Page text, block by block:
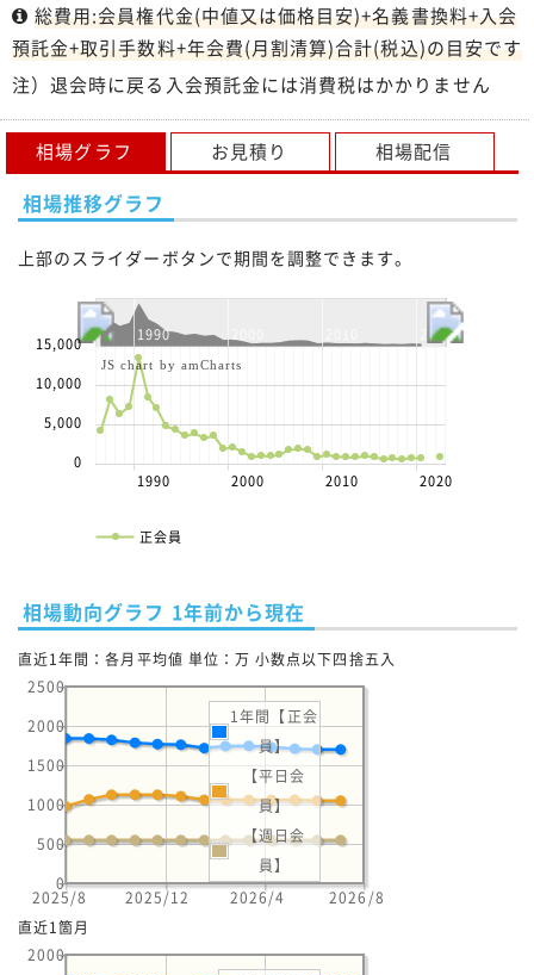
総費用:会員権代金(中値又は価格目安)+名義書換料+入会
預託金+取引手数料+年会費(月割清算)合計(税込)の目安です
注）退会時に戻る入会預託金には消費税はかかりません
相場グラフ お見積り 相場配信
相場推移グラフ
上部のスライダーボタンで期間を調整できます。
1990 2020
1990 2000 2010 2020
0
5,000
10,000
15,000
JS chart by amCharts
正会員
相場動向グラフ 1年前から現在
直近1年間：各月平均値 単位：万 小数点以下四捨五入
2025/8 2025/12 2026/4 2026/8
0
500
1000
1500
2000
2500
1年間【正会
員】
【平日会
員】
【週日会
員】
直近1箇月
2000